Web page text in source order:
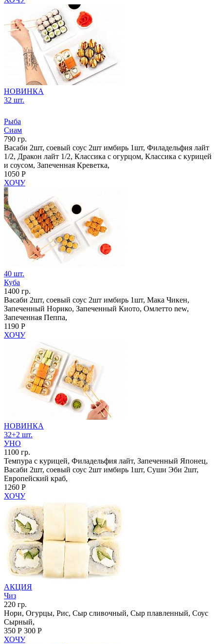
НОВИНКА
32 шт.
Рыба
Сиам
790 гр.
Васаби 2шт, соевый соус 2шт имбирь 1шт, Филадельфия лайт
1/2, Дракон лайт 1/2, Классика с огурцом, Классика с курицей
и соусом, Запеченная Креветка,
1050 Р
ХОЧУ
40 шт.
Куба
1400 гр.
Васаби 2шт, соевый соус 2шт имбирь 1шт, Мака Чикен,
Запеченный Норико, Запеченный Киото, Омлетто new,
Запеченная Пеппа,
1190 Р
ХОЧУ
НОВИНКА
32+2 шт.
УНО
1100 гр.
Темпура с курицей, Филадельфия лайт, Запеченный Японец,
Васаби 2шт, соевый соус 2шт имбирь 1шт, Суши Эби 2шт,
Европейский краб,
1260 Р
ХОЧУ
АКЦИЯ
Чиз
220 гр.
Нори, Огурцы, Рис, Сыр сливочный, Сыр плавленный, Соус
Сырный,
350 Р 300 Р
ХОЧУ